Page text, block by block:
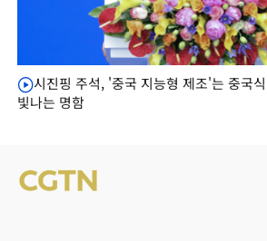
시진핑 주석, '중국 지능형 제조'는 중국
빛나는 명함